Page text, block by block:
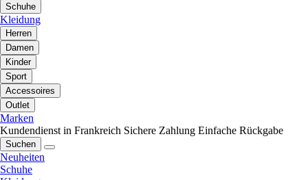
Schuhe
Kleidung
Herren
Damen
Kinder
Sport
Accessoires
Outlet
Marken
Kundendienst in Frankreich Sichere Zahlung Einfache Rückgabe
Suchen
Neuheiten
Schuhe